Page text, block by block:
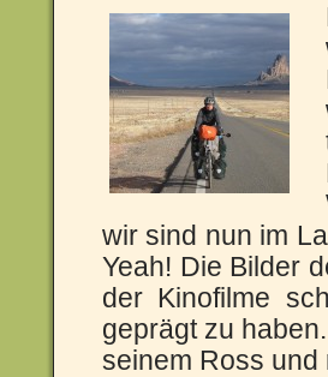
wir sind nun im
Yeah! Die Bilder
der Kinofilme
geprägt zu
seinem Ross und